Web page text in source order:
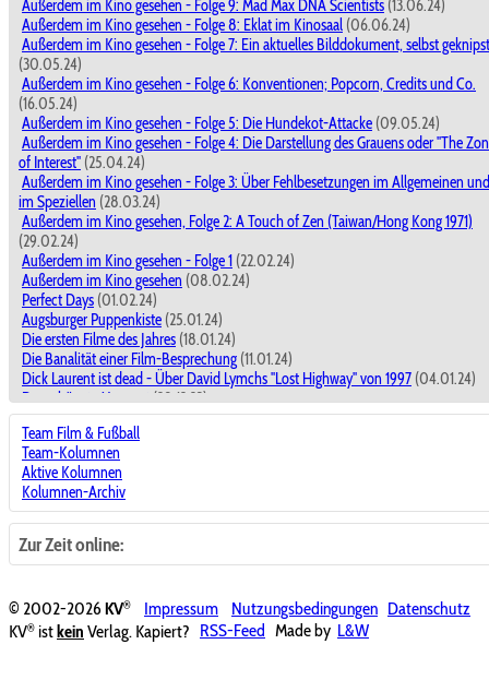
Außerdem im Kino gesehen - Folge 9: Mad Max DNA Scientists (13.06.24)
Außerdem im Kino gesehen - Folge 8: Eklat im Kinosaal (06.06.24)
Außerdem im Kino gesehen - Folge 7: Ein aktuelles Bilddokument, selbst geknipst
(30.05.24)
Außerdem im Kino gesehen - Folge 6: Konventionen; Popcorn, Credits und Co.
(16.05.24)
Außerdem im Kino gesehen - Folge 5: Die Hundekot-Attacke (09.05.24)
Außerdem im Kino gesehen - Folge 4: Die Darstellung des Grauens oder "The
of Interest" (25.04.24)
Außerdem im Kino gesehen - Folge 3: Über Fehlbesetzungen im Allgemeinen und
im Speziellen (28.03.24)
Außerdem im Kino gesehen, Folge 2: A Touch of Zen (Taiwan/Hong Kong 1971)
(29.02.24)
Außerdem im Kino gesehen - Folge 1 (22.02.24)
Außerdem im Kino gesehen (08.02.24)
Perfect Days (01.02.24)
Augsburger Puppenkiste (25.01.24)
Die ersten Filme des Jahres (18.01.24)
Die Banalität einer Film-Besprechung (11.01.24)
Dick Laurent ist dead - Über David Lymchs "Lost Highway" von 1997 (04.01.24)
Der schönste Moment(28.12.23)
Dick Laurent ist dead - Über David Lymchs "Lost Highway" von 1997(28.12.23)
Filme miteinander vergleichen ?
The Marvels(14.12.23)
Kino macht der Leben schöner!
Nun, ja.(23.11.23)
Wie heißen die Fußballschuhe von Jesus?(16.11.23)
Achtung Baustelle! - In eigener Sache
Keine goldenen Jahre: Moonlight ...und Die Theorie von allem
Ekelfaktor Hund und der Animefilm
(19.10.23)
Fehlende Danksagung(12.10.23)
Team Film & Fußball
Team-Kolumnen
Aktive Kolumnen
Kolumnen-Archiv
Zur Zeit online:
© 2002-2026KV® Impressum Nutzungsbedingungen Datenschutz
KV® istkein Verlag. Kapiert? RSS-Feed Made by L&W